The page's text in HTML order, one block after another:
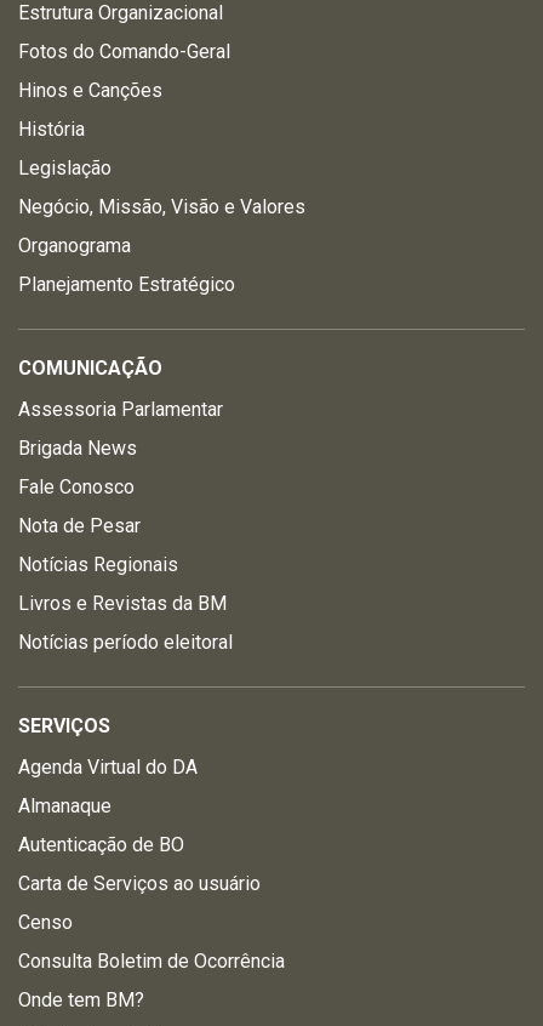
Estrutura Organizacional
Fotos do Comando-Geral
Hinos e Canções
História
Legislação
Negócio, Missão, Visão e Valores
Organograma
Planejamento Estratégico
COMUNICAÇÃO
Assessoria Parlamentar
Brigada News
Fale Conosco
Nota de Pesar
Notícias Regionais
Livros e Revistas da BM
Notícias período eleitoral
SERVIÇOS
Agenda Virtual do DA
Almanaque
Autenticação de BO
Carta de Serviços ao usuário
Censo
Consulta Boletim de Ocorrência
Onde tem BM?